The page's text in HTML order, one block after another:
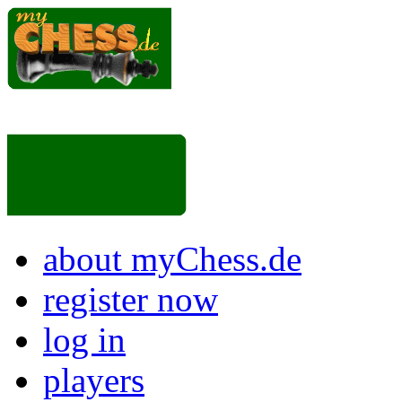
about myChess.de
register now
log in
players